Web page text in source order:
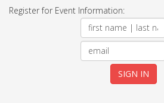
Register for Event Information: